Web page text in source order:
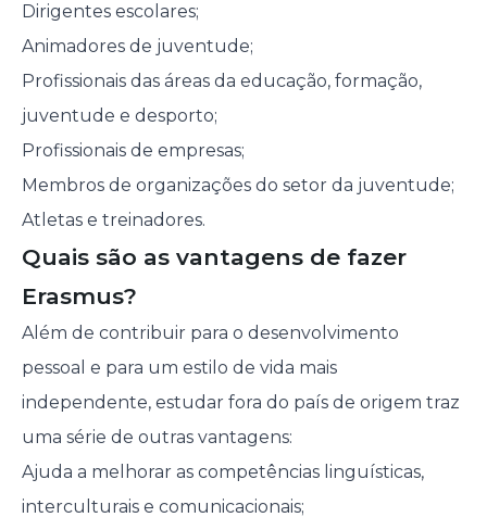
Dirigentes escolares;
Animadores de juventude;
Profissionais das áreas da educação, formação,
juventude e desporto;
Profissionais de empresas;
Membros de organizações do setor da juventude;
Atletas e treinadores.
Quais são as vantagens de fazer
Erasmus?
Além de contribuir para o desenvolvimento
pessoal e para um estilo de vida mais
independente, estudar fora do país de origem traz
uma série de outras vantagens:
Ajuda a melhorar as competências linguísticas,
interculturais e comunicacionais;